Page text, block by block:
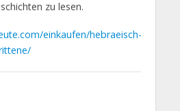
zu lesen.
einkaufen/hebraeisch-